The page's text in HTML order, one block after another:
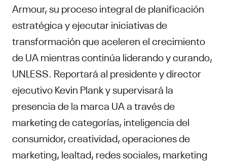
Armour, su proceso integral de planificación
estratégica y ejecutar iniciativas de
transformación que aceleren el crecimiento
de UA mientras continúa liderando y curando,
UNLESS. Reportará al presidente y director
ejecutivo Kevin Plank y supervisará la
presencia de la marca UA a través de
marketing de categorías, inteligencia del
consumidor, creatividad, operaciones de
marketing, lealtad, redes sociales, marketing